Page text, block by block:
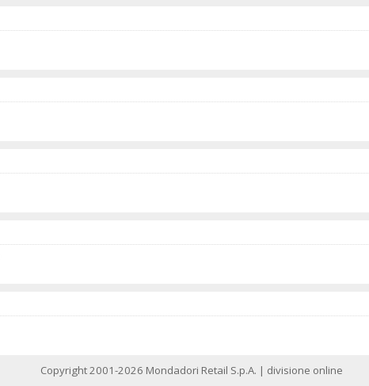
Copyright 2001-2026 Mondadori Retail S.p.A. | divisione online